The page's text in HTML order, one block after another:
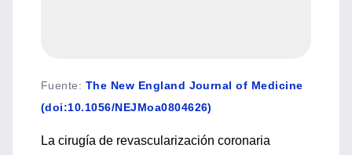
Fuente: The New England Journal of Medicine
(doi:10.1056/NEJMoa0804626)
La cirugía de revascularización coronaria